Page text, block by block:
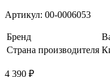
Артикул: 00-0006053
Бренд
Страна производителя
4 390 ₽